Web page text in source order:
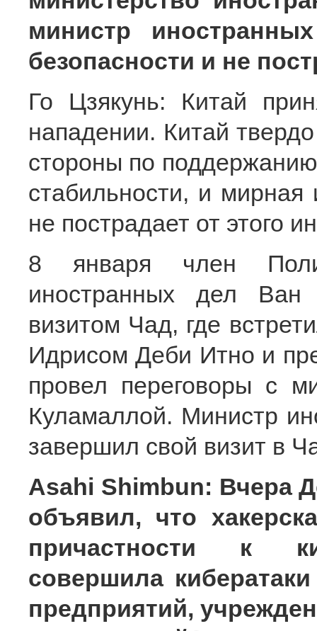
министр
безопасности и не
Го Цзякунь: Китай
нападении. Китай
стороны по
стабильности, и
не пострадает от этого
8 января член
иностранных дел
визитом Чад, где
Идрисом Деби Итно и
провел переговоры с
Куламаллой. Министр
завершил свой визит в
Asahi Shimbun: Вчера
объявил, что
причастности к
совершила
предприятий,